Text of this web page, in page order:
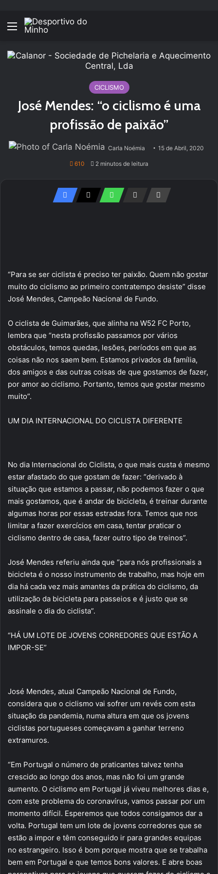
Menu
CICLISMO
José Mendes: “o ciclismo é uma
profissão de paixão”
Carla Noémia 15 de Abril, 2020
610 2 minutos de leitura
“Para se ser ciclista é preciso ter paixão. Quem não gostar
muito do ciclismo ao primeiro contratempo desiste” disse
José Mendes, Campeão Nacional de Fundo.
O ciclista de Guimarães, que alinha na W52 FC Porto,
lembra que “nesta profissão passamos por vários
obstáculos, temos quedas, lesões, períodos em que as
coisas não nos saem bem. Estamos privados da família,
dos amigos e das outras coisas de que gostamos de fazer,
por amor ao ciclismo. Portanto, temos que gostar mesmo
muito”.
UM DIA INTERNACIONAL DO CICLISTA DIFERENTE
No dia Internacional do Ciclista, o que mais custa é mesmo
estar afastado do que gostam de fazer: “derivado à
situação que estamos a passar, não podemos fazer o que
mais gostamos, que é andar de bicicleta, é treinar durante
algumas horas por essas estradas fora. Temos que nos
limitar a fazer exercícios em casa, tentar praticar o
ciclismo dentro de casa, fazer outro tipo de treinos”.
José Mendes referiu ainda que “para nós profissionais a
bicicleta é o nosso instrumento de trabalho, mas hoje em
dia há cada vez mais amantes da prática do ciclismo, da
utilização da bicicleta para passeios e é justo que se
assinale o dia do ciclista”.
“HÁ UM LOTE DE JOVENS CORREDORES QUE ESTÃO A
IMPOR-SE”
José Mendes, atual Campeão Nacional de Fundo,
considera que o ciclismo vai sofrer um revés com esta
situação da pandemia, numa altura em que os jovens
ciclistas portugueses começavam a ganhar terreno
extramuros.
“Em Portugal o número de praticantes talvez tenha
crescido ao longo dos anos, mas não foi um grande
aumento. O ciclismo em Portugal já viveu melhores dias e,
com este problema do coronavírus, vamos passar por um
momento difícil. Esperemos que todos consigamos dar a
volta. Portugal tem um lote de jovens corredores que se
estão a impor e têm conseguido ir para grandes equipas
no estrangeiro. Isso é bom porque mostra que se trabalha
bem em Portugal e que temos bons valores. E abre boas